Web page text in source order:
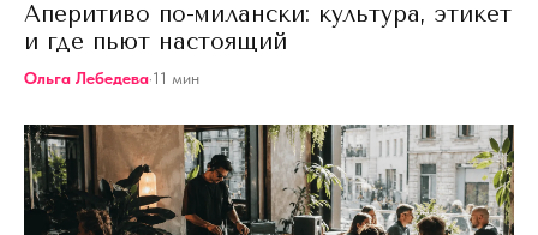
Аперитиво по-милански: культура, этикет
и где пьют настоящий
Ольга Лебедева·11 мин